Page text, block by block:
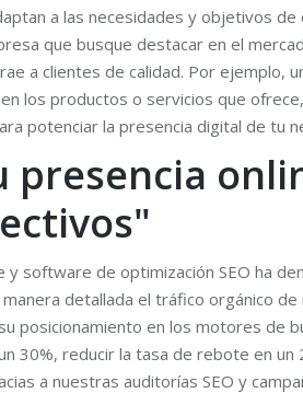
a las necesidades y objetivos de
que busque destacar en el
a clientes de calidad. Por ejemplo,
los productos o servicios que
potenciar la presencia digital de tu
software de optimización SEO ha
detallada el tráfico orgánico
posicionamiento en los motores de
30%, reducir la tasa de rebote en un
a nuestras auditorías SEO y